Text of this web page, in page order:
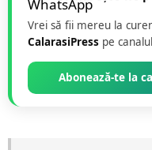
Vrei să fii mereu la
CalarasiPress pe
Abonează-te la